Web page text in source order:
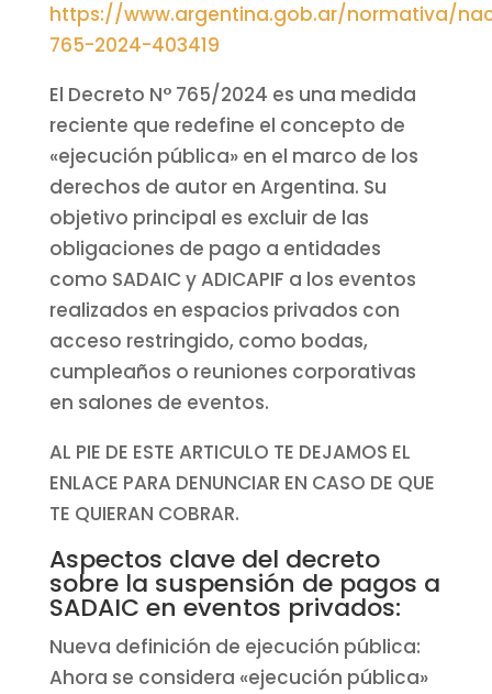
https://www.argentina.gob.ar/normativa/
765-2024-403419
El Decreto N° 765/2024 es una medida
reciente que redefine el concepto de
«ejecución pública» en el marco de los
derechos de autor en Argentina. Su
objetivo principal es excluir de las
obligaciones de pago a entidades
como SADAIC y ADICAPIF a los eventos
realizados en espacios privados con
acceso restringido, como bodas,
cumpleaños o reuniones corporativas
en salones de eventos.
AL PIE DE ESTE ARTICULO TE DEJAMOS EL
ENLACE PARA DENUNCIAR EN CASO DE QUE
TE QUIERAN COBRAR.
Aspectos clave del decreto
sobre la suspensión de pagos a
SADAIC en eventos privados:
Nueva definición de ejecución pública:
Ahora se considera «ejecución pública»